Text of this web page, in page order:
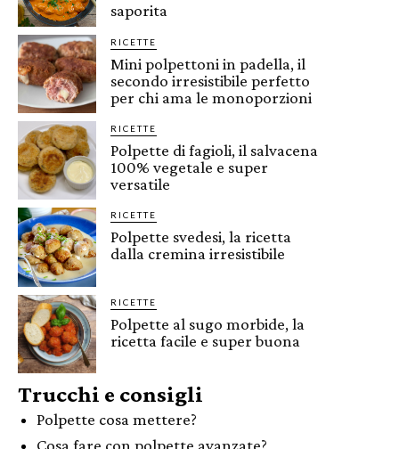
saporita
RICETTE
Mini polpettoni in padella, il
secondo irresistibile perfetto
per chi ama le monoporzioni
RICETTE
Polpette di fagioli, il salvacena
100% vegetale e super
versatile
RICETTE
Polpette svedesi, la ricetta
dalla cremina irresistibile
RICETTE
Polpette al sugo morbide, la
ricetta facile e super buona
Trucchi e consigli
Polpette cosa mettere?
Cosa fare con polpette avanzate?